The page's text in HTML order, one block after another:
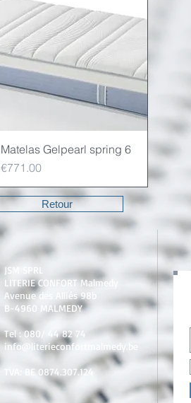
Quick View
Matelas Gelpearl spring 6
Price
€771.00
Retour
JSM SPRL
LITERIE CONFORT Malmedy
Avenue des Alliés 98b
B-4960 MALMEDY
Tel :080/ 44 82 74
info@literieconfortmalmedy.be
TVA: BE 0874.307.124